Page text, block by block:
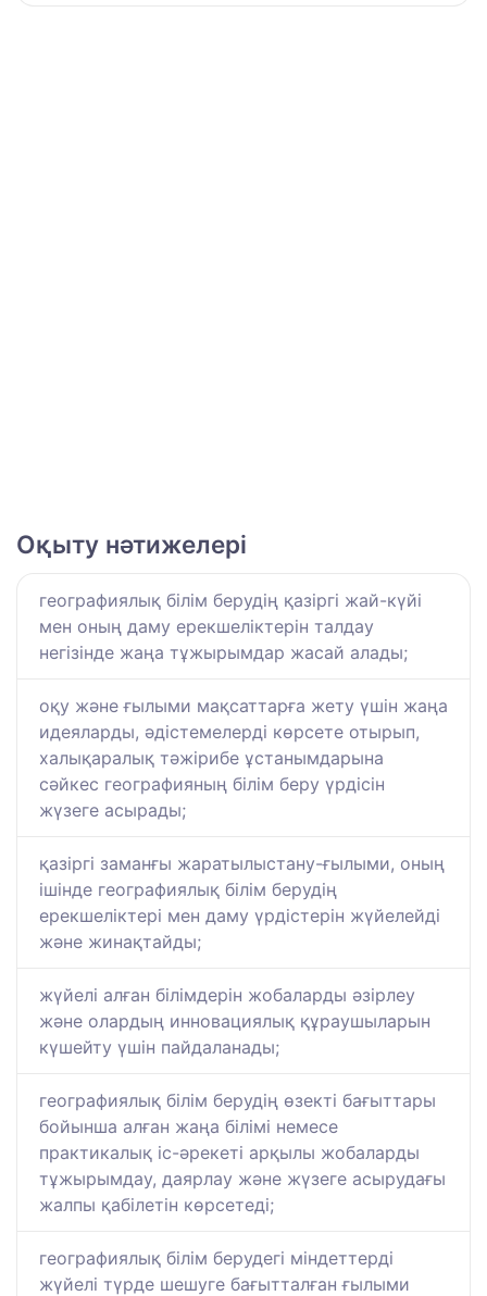
Оқыту нәтижелері
географиялық білім берудің қазіргі жай-күйі
мен оның даму ерекшеліктерін талдау
негізінде жаңа тұжырымдар жасай алады;
оқу және ғылыми мақсаттарға жету үшін жаңа
идеяларды, әдістемелерді көрсете отырып,
халықаралық тәжірибе ұстанымдарына
сәйкес географияның білім беру үрдісін
жүзеге асырады;
қазіргі заманғы жаратылыстану-ғылыми, оның
ішінде географиялық білім берудің
ерекшеліктері мен даму үрдістерін жүйелейді
және жинақтайды;
жүйелі алған білімдерін жобаларды әзірлеу
және олардың инновациялық құраушыларын
күшейту үшін пайдаланады;
географиялық білім берудің өзекті бағыттары
бойынша алған жаңа білімі немесе
практикалық іс-әрекеті арқылы жобаларды
тұжырымдау, даярлау және жүзеге асырудағы
жалпы қабілетін көрсетеді;
географиялық білім берудегі міндеттерді
жүйелі түрде шешуге бағытталған ғылыми